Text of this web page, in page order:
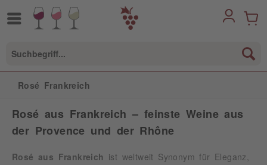
Rosé Frankreich
Rosé aus Frankreich – feinste Weine aus
der Provence und der Rhône
Rosé aus Frankreich
ist weltweit Synonym für Eleganz,